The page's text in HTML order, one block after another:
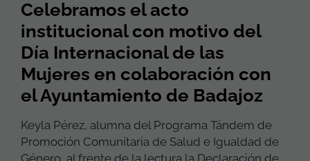
Celebramos el acto
institucional con motivo del
Día Internacional de las
Mujeres en colaboración con
el Ayuntamiento de Badajoz
Keyla Pérez, alumna del Programa Tándem de
Promoción Comunitaria de Salud e Igualdad de
Género, al frente de la lectura la Declaración de